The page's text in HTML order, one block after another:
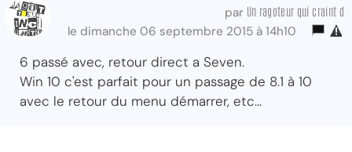
par Un ragoteur qui craint d
le dimanche 06 septembre 2015 à 14h10
6 passé avec, retour direct a Seven.
Win 10 c'est parfait pour un passage de 8.1 à 10
avec le retour du menu démarrer, etc...